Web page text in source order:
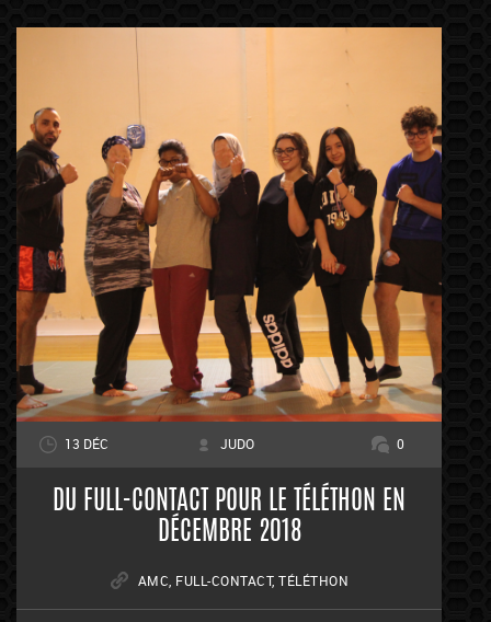
13 DÉC JUDO 0
DU FULL-CONTACT POUR LE TÉLÉTHON EN
DÉCEMBRE 2018
AMC FULL-CONTACT,TÉLÉTHON